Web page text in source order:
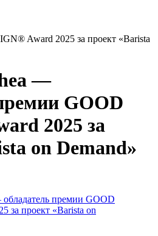
Award 2025 за проект «Barista
—
GOOD
2025 за
on Demand»